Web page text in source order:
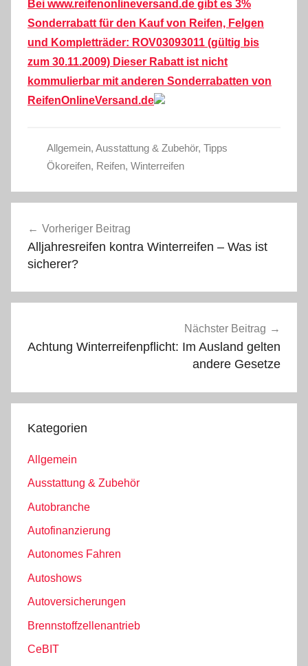
Bei www.reifenonlineversand.de gibt es 3%
Sonderrabatt für den Kauf von Reifen, Felgen
und Kompletträder: ROV03093011 (gültig bis
zum 30.11.2009) Dieser Rabatt ist nicht
kommulierbar mit anderen Sonderrabatten von
ReifenOnlineVersand.de
Allgemein, Ausstattung & Zubehör, Tipps
Ökoreifen, Reifen, Winterreifen
Vorheriger Beitrag
Alljahresreifen kontra Winterreifen – Was ist
sicherer?
Nächster Beitrag
Achtung Winterreifenpflicht: Im Ausland gelten
andere Gesetze
Kategorien
Allgemein
Ausstattung & Zubehör
Autobranche
Autofinanzierung
Autonomes Fahren
Autoshows
Autoversicherungen
Brennstoffzellenantrieb
CeBIT